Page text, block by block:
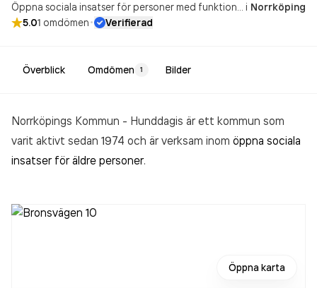
i Norrköping
5.01 omdömen· Verifierad
Överblick Omdömen 1 Bilder
Norrköpings Kommun - Hunddagis är ett kommun som
varit aktivt sedan 1974 och är verksam inom öppna sociala
insatser för äldre personer.
Öppna karta